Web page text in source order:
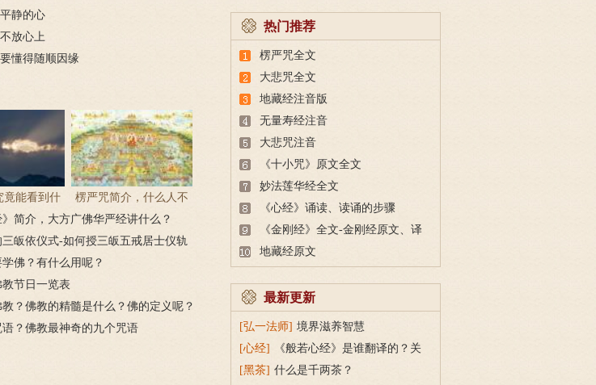
静的心
放心上
懂得随顺因缘
竟能看到什
？
楞严咒简介，什么人不
能念楞严咒？
》简介，大方广佛华严经讲什么？
皈依仪式-如何授三皈五戒居士仪轨
佛？有什么用呢？
教节日一览表
？佛教的精髓是什么？佛的定义呢？
？佛教最神奇的九个咒语
热门推荐
楞严咒全文
大悲咒全文
地藏经注音版
无量寿经注音
大悲咒注音
《十小咒》原文全文
妙法莲华经全文
《心经》诵读、读诵的步骤
《金刚经》全文-金刚经原文、译
文及释意
地藏经原文
最新更新
[弘一法师] 境界滋养智慧
[心经]
《般若心经》是谁翻译的？关
于般若心经的译者玄奘大师
[黑茶] 什么是千两茶？